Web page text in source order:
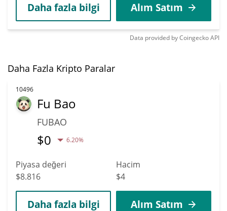
Daha fazla bilgi Alım Satım
Data provided byCoingeckoAPI
Daha Fazla Kripto Paralar
10496
Fu Bao
FUBAO
$0 6.20%
Piyasa değeri
$8.816
Hacim
$4
Daha fazla bilgi Alım Satım